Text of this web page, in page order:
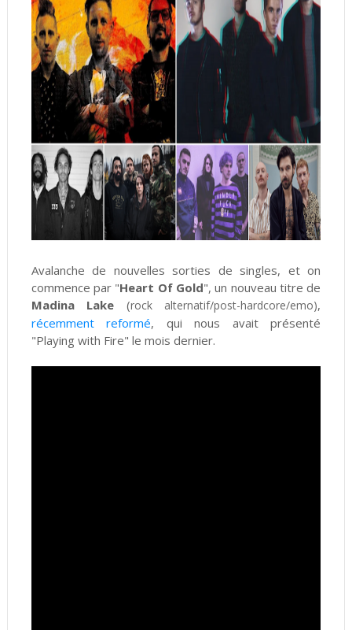
Avalanche de nouvelles sorties de singles, et on
commence par "Heart Of Gold", un nouveau titre de
Madina Lake (rock alternatif/post-hardcore/emo),
récemment reformé, qui nous avait présenté
"Playing with Fire" le mois dernier.